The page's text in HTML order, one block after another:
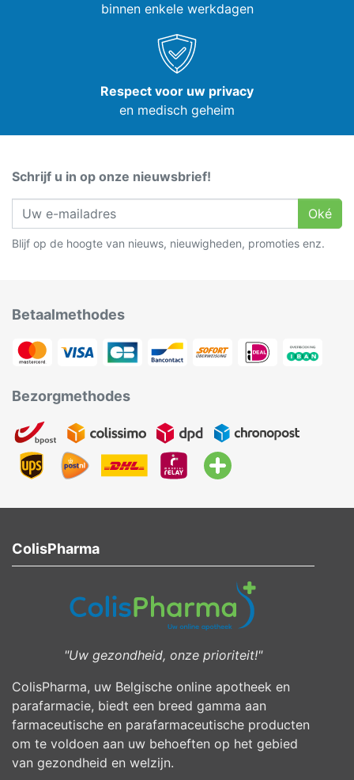
binnen enkele werkdagen
Respect voor uw privacy
en medisch geheim
Schrijf u in op onze nieuwsbrief!
Oké
Blijf op de hoogte van nieuws, nieuwigheden, promoties enz.
Betaalmethodes
Bezorgmethodes
ColisPharma
"Uw gezondheid, onze prioriteit!"
ColisPharma, uw Belgische online apotheek en
parafarmacie, biedt een breed gamma aan
farmaceutische en parafarmaceutische producten
om te voldoen aan uw behoeften op het gebied
van gezondheid en welzijn.